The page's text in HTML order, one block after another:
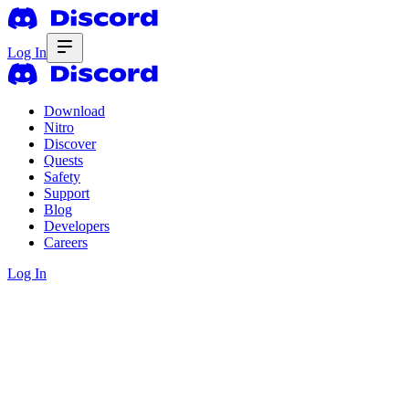
Log In
Download
Nitro
Discover
Quests
Safety
Support
Blog
Developers
Careers
Log In